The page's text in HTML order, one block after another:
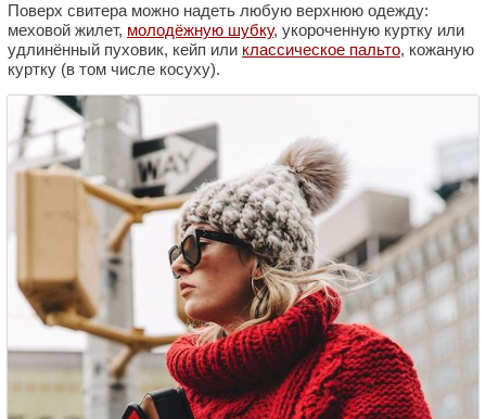
Поверх свитера можно надеть любую верхнюю одежду:
меховой жилет, молодёжную шубку, укороченную куртку или
удлинённый пуховик, кейп или классическое пальто, кожаную
куртку (в том числе косуху).